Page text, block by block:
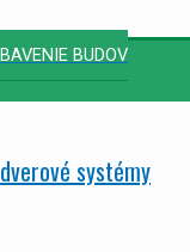
BUDOV
systémy